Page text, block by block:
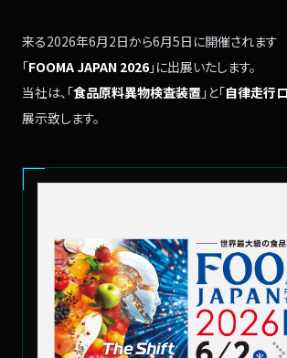
来る2026年6月2日から6月5日に開催されます
「FOOMA JAPAN 2026 」に出展いたします。
当社は、 「食品原料異物検査装置 」と「自律走行ロ
展示致します。